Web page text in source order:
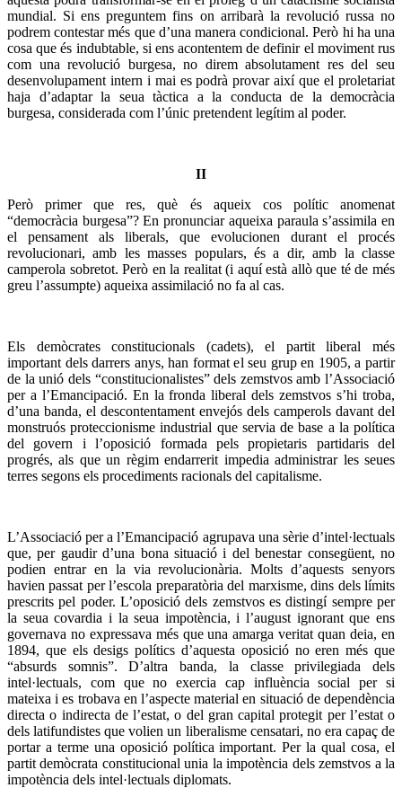
mundial. Si ens preguntem fins on arribarà la revolució russa no
podrem contestar més que d’una manera condicional. Però hi ha una
cosa que és indubtable, si ens acontentem de definir el moviment rus
com una revolució burgesa, no direm absolutament res del seu
desenvolupament intern i mai es podrà provar així que el proletariat
haja d’adaptar la seua tàctica a la conducta de la democràcia
burgesa, considerada com l’únic pretendent legítim al poder.
II
Però primer que res, què és aqueix cos polític anomenat
“democràcia burgesa”? En pronunciar aqueixa paraula s’assimila en
el pensament als liberals, que evolucionen durant el procés
revolucionari, amb les masses populars, és a dir, amb la classe
camperola sobretot. Però en la realitat (i aquí està allò que té de més
greu l’assumpte) aqueixa assimilació no fa al cas.
Els demòcrates constitucionals (cadets), el partit liberal més
important dels darrers anys, han format el seu grup en 1905, a partir
de la unió dels “constitucionalistes” dels zemstvos amb l’Associació
per a l’Emancipació. En la fronda liberal dels zemstvos s’hi troba,
d’una banda, el descontentament envejós dels camperols davant del
monstruós proteccionisme industrial que servia de base a la política
del govern i l’oposició formada pels propietaris partidaris del
progrés, als que un règim endarrerit impedia administrar les seues
terres segons els procediments racionals del capitalisme.
L’Associació per a l’Emancipació agrupava una sèrie d’intel·lectuals
que, per gaudir d’una bona situació i del benestar consegüent, no
podien entrar en la via revolucionària. Molts d’aquests senyors
havien passat per l’escola preparatòria del marxisme, dins dels límits
prescrits pel poder. L’oposició dels zemstvos es distingí sempre per
la seua covardia i la seua impotència, i l’august ignorant que ens
governava no expressava més que una amarga veritat quan deia, en
1894, que els desigs polítics d’aquesta oposició no eren més que
“absurds somnis”. D’altra banda, la classe privilegiada dels
intel·lectuals, com que no exercia cap influència social per si
mateixa i es trobava en l’aspecte material en situació de dependència
directa o indirecta de l’estat, o del gran capital protegit per l’estat o
dels latifundistes que volien un liberalisme censatari, no era capaç de
portar a terme una oposició política important. Per la qual cosa, el
partit demòcrata constitucional unia la impotència dels zemstvos a la
impotència dels intel·lectuals diplomats.